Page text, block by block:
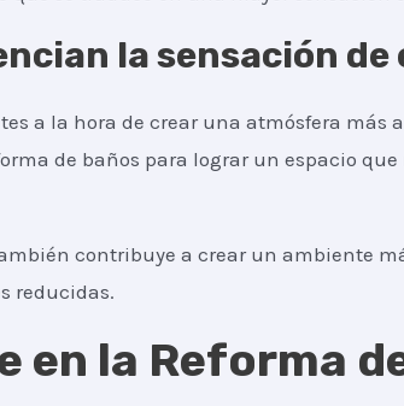
la sensación de
a la hora de crear una atmósfera más
de baños para lograr un espacio que
contribuye a crear un ambiente
reducidas.
en la Reforma